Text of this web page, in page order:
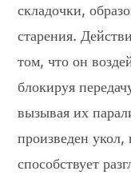
складочки,
старения.
том, что он
блокируя
вызывая их
произведен укол,
способствует